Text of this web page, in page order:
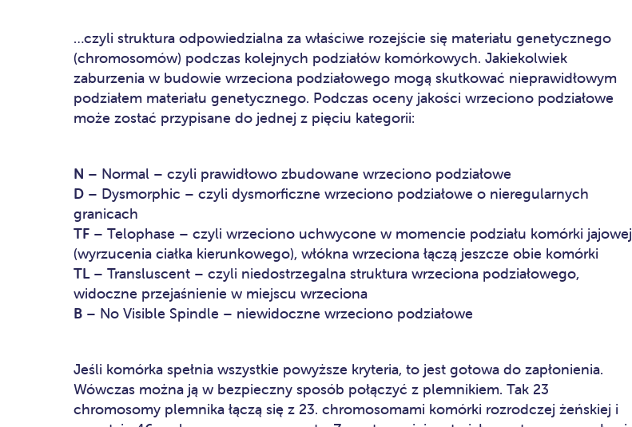
…czyli struktura odpowiedzialna za właściwe rozejście się materiału genetycznego
(chromosomów) podczas kolejnych podziałów komórkowych. Jakiekolwiek
zaburzenia w budowie wrzeciona podziałowego mogą skutkować nieprawidłowym
podziałem materiału genetycznego. Podczas oceny jakości wrzeciono podziałowe
może zostać przypisane do jednej z pięciu kategorii:
N – Normal – czyli prawidłowo zbudowane wrzeciono podziałowe
D – Dysmorphic – czyli dysmorficzne wrzeciono podziałowe o nieregularnych
granicach
TF – Telophase – czyli wrzeciono uchwycone w momencie podziału komórki jajowej
(wyrzucenia ciałka kierunkowego), włókna wrzeciona łączą jeszcze obie komórki
TL– Transluscent – czyli niedostrzegalna struktura wrzeciona podziałowego,
widoczne przejaśnienie w miejscu wrzeciona
B – No Visible Spindle – niewidoczne wrzeciono podziałowe
Jeśli komórka spełnia wszystkie powyższe kryteria, to jest gotowa do zapłonienia.
Wówczas można ją w bezpieczny sposób połączyć z plemnikiem. Tak 23
chromosomy plemnika łączą się z 23. chromosomami komórki rozrodczej żeńskiej i